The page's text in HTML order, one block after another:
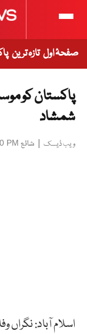
صفحۂ اول تازہ ترین
پاکستان کو
شمشاد
ویب ڈیسک | شائع PM
اسلام آباد: نگراں